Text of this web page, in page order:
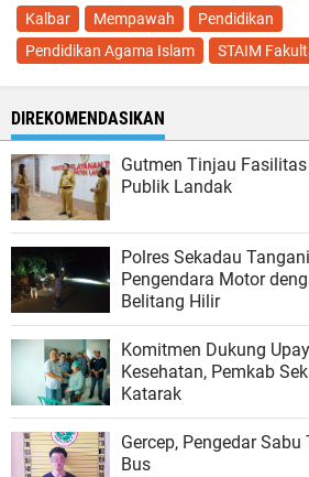
Kalbar Mempawah
Pendidikan
Pendidikan Agama Islam
STAIM
DIREKOMENDASIKAN
Gutmen Tinjau
Publik Landak
Polres Sekadau
Pengendara Motor
Belitang Hilir
Komitmen Dukung
Kesehatan, Pemkab
Katarak
Gercep, Pengedar
Bus